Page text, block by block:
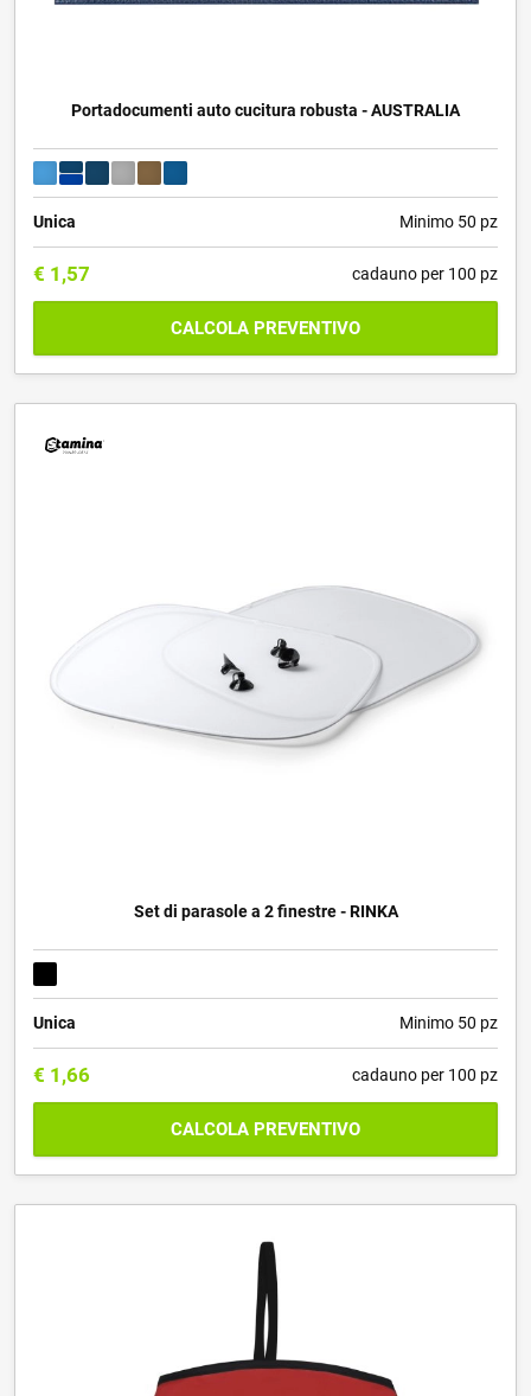
Portadocumenti auto cucitura robusta - AUSTRALIA
Unica Minimo 50 pz
€ 1,57 cadauno per 100 pz
CALCOLA PREVENTIVO
Set di parasole a 2 finestre - RINKA
Unica Minimo 50 pz
€ 1,66 cadauno per 100 pz
CALCOLA PREVENTIVO